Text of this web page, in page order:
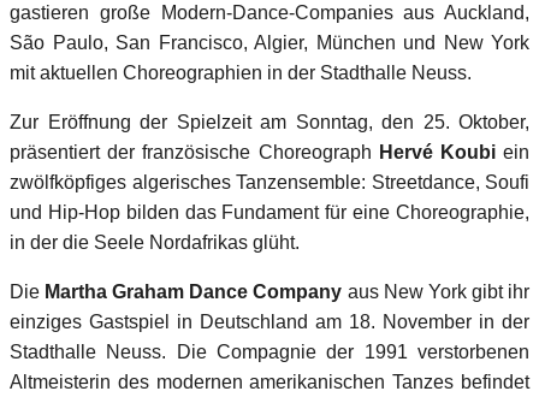
gastieren große Modern-Dance-Companies aus Auckland,
São Paulo, San Francisco, Algier, München und New York
mit aktuellen Choreographien in der Stadthalle Neuss.
Zur Eröffnung der Spielzeit am Sonntag, den 25. Oktober,
präsentiert der französische Choreograph Hervé Koubiein
zwölfköpfiges algerisches Tanzensemble: Streetdance, Soufi
und Hip-Hop bilden das Fundament für eine Choreographie,
in der die Seele Nordafrikas glüht.
Die Martha Graham Dance Company aus New York gibt ihr
einziges Gastspiel in Deutschland am 18. November in der
Stadthalle Neuss. Die Compagnie der 1991 verstorbenen
Altmeisterin des modernen amerikanischen Tanzes befindet